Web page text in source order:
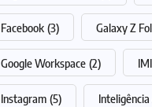
Facebook (3) Galaxy Z
Google Workspace (2) IMI
Instagram (5)